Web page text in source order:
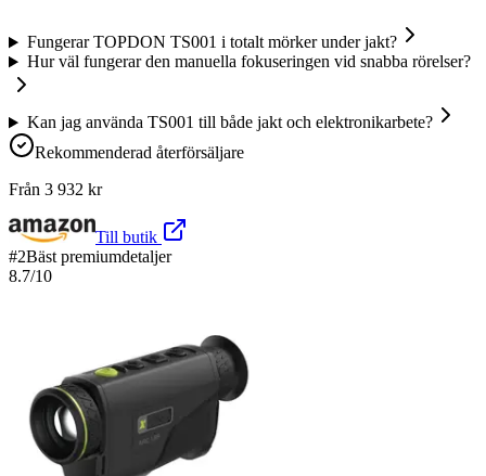
Fungerar TOPDON TS001 i totalt mörker under jakt?
Hur väl fungerar den manuella fokuseringen vid snabba rörelser?
Kan jag använda TS001 till både jakt och elektronikarbete?
Rekommenderad återförsäljare
Från 3 932 kr
Till butik
#2Bäst premiumdetaljer
8.7/10